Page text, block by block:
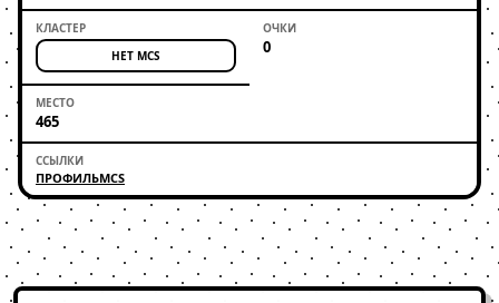
НЕТ MCS 0
465
ПРОФИЛЬMCS